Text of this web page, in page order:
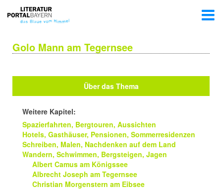
Golo Mann am Tegernsee
Über das Thema
Weitere Kapitel:
Spazierfahrten, Bergtouren, Aussichten
Hotels, Gasthäuser, Pensionen, Sommerresidenzen
Schreiben, Malen, Nachdenken auf dem Land
Wandern, Schwimmen, Bergsteigen, Jagen
Albert Camus am Königssee
Albrecht Joseph am Tegernsee
Christian Morgenstern am Eibsee